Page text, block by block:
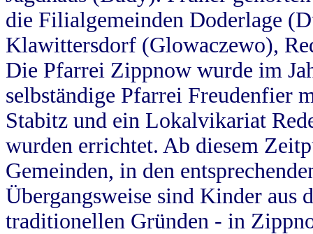
die Filialgemeinden Doderlage
Klawittersdorf (Glowaczewo),
Die Pfarrei Zippnow wurde im
selbständige Pfarrei Freudenfier
Stabitz und ein Lokalvikariat
wurden errichtet. Ab diesem
Gemeinden, in den
Übergangsweise sind Kinder aus
traditionellen Gründen - in